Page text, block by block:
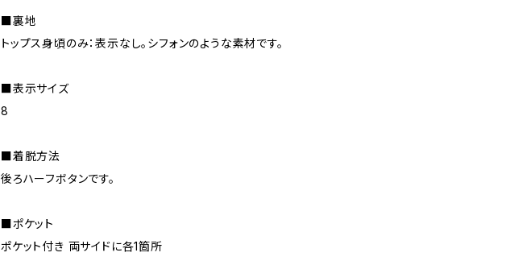
■裏地
トップス身頃のみ：表示なし。シフォンのような素材です。
■表示サイズ
8
■着脱方法
後ろハーフボタンです。
■ポケット
ポケット付き 両サイドに各1箇所